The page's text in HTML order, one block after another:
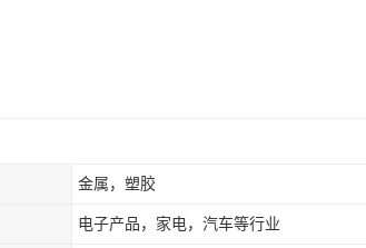
金属，塑胶
电子产品，家电，汽车等行业